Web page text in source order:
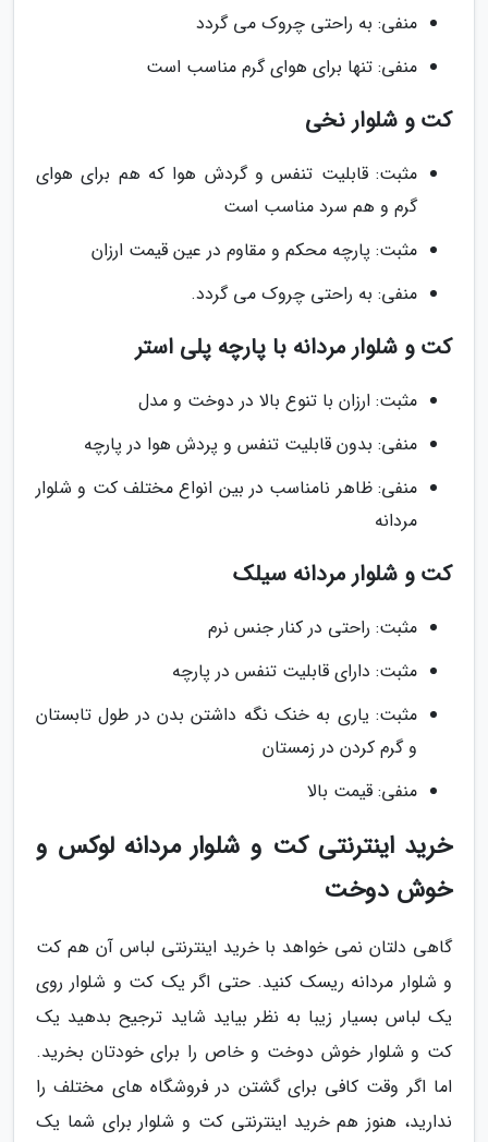
منفی: به راحتی چروک می گردد
منفی: تنها برای هوای گرم مناسب است
کت و شلوار نخی
مثبت: قابلیت تنفس و گردش هوا که هم برای هوای
گرم و هم سرد مناسب است
مثبت: پارچه محکم و مقاوم در عین قیمت ارزان
منفی: به راحتی چروک می گردد.
کت و شلوار مردانه با پارچه پلی استر
مثبت: ارزان با تنوع بالا در دوخت و مدل
منفی: بدون قابلیت تنفس و پردش هوا در پارچه
منفی: ظاهر نامناسب در بین انواع مختلف کت و شلوار
مردانه
کت و شلوار مردانه سیلک
مثبت: راحتی در کنار جنس نرم
مثبت: دارای قابلیت تنفس در پارچه
مثبت: یاری به خنک نگه داشتن بدن در طول تابستان
و گرم کردن در زمستان
منفی: قیمت بالا
خرید اینترنتی کت و شلوار مردانه لوکس و
خوش دوخت
گاهی دلتان نمی خواهد با خرید اینترنتی لباس آن هم کت
و شلوار مردانه ریسک کنید. حتی اگر یک کت و شلوار روی
یک لباس بسیار زیبا به نظر بیاید شاید ترجیح بدهید یک
کت و شلوار خوش دوخت و خاص را برای خودتان بخرید.
اما اگر وقت کافی برای گشتن در فروشگاه های مختلف را
ندارید، هنوز هم خرید اینترنتی کت و شلوار برای شما یک